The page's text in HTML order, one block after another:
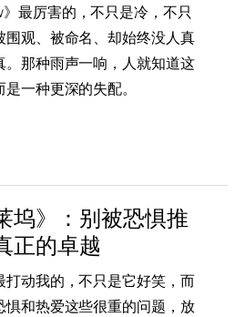
》最厉害的，不只是冷，不只
围观、被命名、却始终没人真
。那种雨声一响，人就知道这
一种更深的失配。
坞》：别被恐惧推
正的卓越
打动我的，不只是它好笑，而
惧和热爱这些很重的问题，放